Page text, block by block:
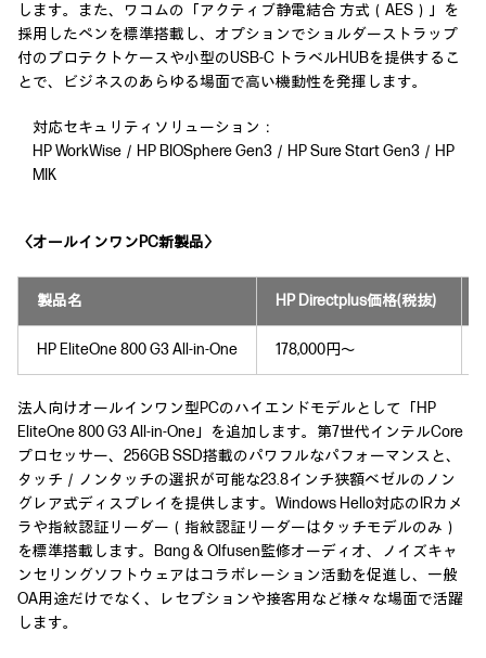
します。また、ワコムの「アクティブ静電結合 方式（AES）」を
採用したペンを標準搭載し、オプションでショルダーストラップ
付のプロテクトケースや小型のUSB-C トラベルHUBを提供するこ
とで、ビジネスのあらゆる場面で高い機動性を発揮します。
対応セキュリティソリューション：
HP WorkWise／HP BIOSphere Gen3／HP Sure Start Gen3／HP
MIK
〈オールインワンPC新製品〉
製品名 HP Directplus価格(税抜)
HP EliteOne 800 G3 All-in-One 178,000円～
法人向けオールインワン型PCのハイエンドモデルとして「HP
EliteOne 800 G3 All-in-One」を追加します。第7世代インテルCore
プロセッサー、256GB SSD搭載のパワフルなパフォーマンスと、
タッチ／ノンタッチの選択が可能な23.8インチ狭額ベゼルのノン
グレア式ディスプレイを提供します。Windows Hello対応のIRカメ
ラや指紋認証リーダー（指紋認証リーダーはタッチモデルのみ）
を標準搭載します。Bang & Olfusen監修オーディオ、ノイズキャ
ンセリングソフトウェアはコラボレーション活動を促進し、一般
OA用途だけでなく、レセプションや接客用など様々な場面で活躍
します。